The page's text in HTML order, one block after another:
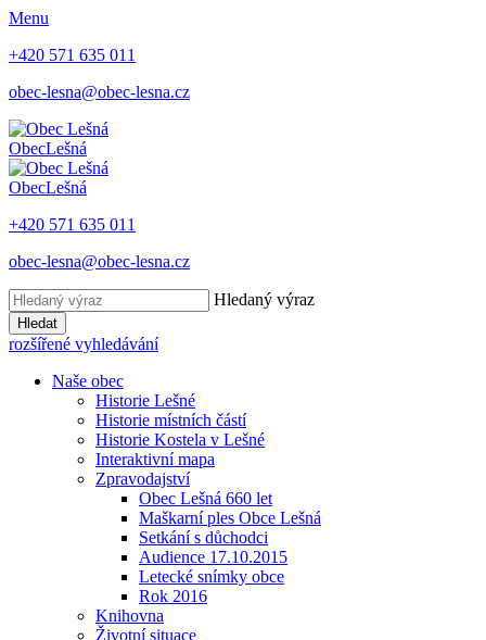
Menu
+420 571 635 011
obec-lesna@obec-lesna.cz
ObecLešná
ObecLešná
+420 571 635 011
obec-lesna@obec-lesna.cz
Hledaný výraz
Hledat
rozšířené vyhledávání
Naše obec
Historie Lešné
Historie místních částí
Historie Kostela v Lešné
Interaktivní mapa
Zpravodajství
Obec Lešná 660 let
Maškarní ples Obce Lešná
Setkání s důchodci
Audience 17.10.2015
Letecké snímky obce
Rok 2016
Knihovna
Životní situace